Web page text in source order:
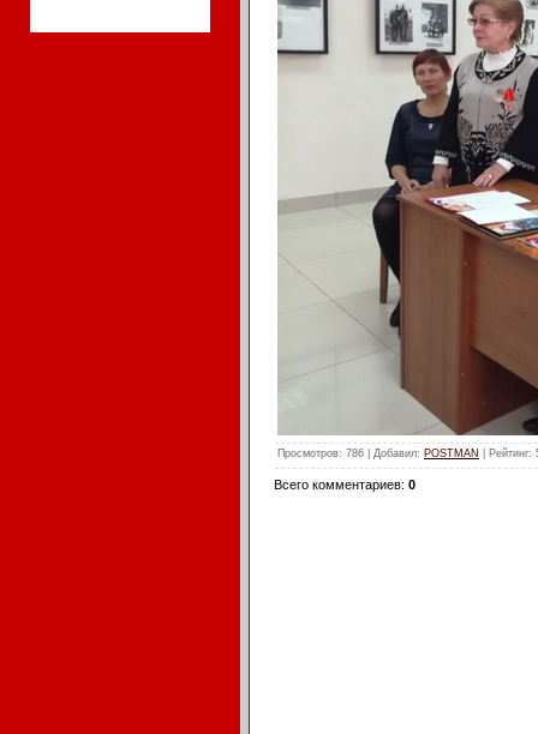
Просмотров: 786 | Добавил: POSTMAN Рейтинг:
Всего комментариев: 0